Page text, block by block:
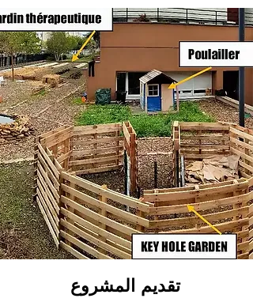
تقديم المشروع